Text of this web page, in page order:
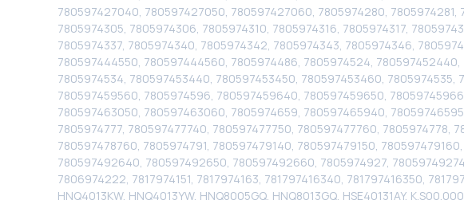
780597427040, 780597427050, 780597427060, 7805974280,
7805974305, 7805974306, 7805974310, 7805974316, 7805974317,
7805974337, 7805974340, 7805974342, 7805974343, 7805974346,
780597444550, 780597444560, 7805974486, 7805974524,
7805974534, 780597453440, 780597453450, 780597453460,
780597459560, 7805974596, 780597459640, 780597459650,
780597463050, 780597463060, 7805974659, 780597465940,
7805974777, 780597477740, 780597477750, 780597477760, 7805974778,
780597478760, 7805974791, 780597479140, 780597479150,
780597492640, 780597492650, 780597492660, 7805974927,
7806974222, 7817974151, 7817974163, 781797416340, 781797416350,
HNQ4013KW, HNQ4013YW, HNQ8005GQ, HNQ8013GQ, HSE40131AY,